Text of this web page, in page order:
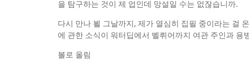
을 탐구하는 것이 제 업인데 망설일 수는 없잖습니까.
다시 만나 뵐 그날까지, 제가 열심히 집필 중이라는 걸
에 관한 소식이 워터딥에서 벨뤼어까지 여관 주인과 용
볼로 올림